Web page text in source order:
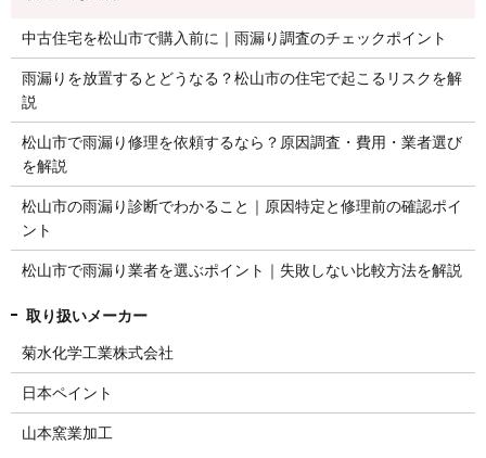
中古住宅を松山市で購入前に｜雨漏り調査のチェックポイント
雨漏りを放置するとどうなる？松山市の住宅で起こるリスクを解
説
松山市で雨漏り修理を依頼するなら？原因調査・費用・業者選び
を解説
松山市の雨漏り診断でわかること｜原因特定と修理前の確認ポイ
ント
松山市で雨漏り業者を選ぶポイント｜失敗しない比較方法を解説
菊水化学工業株式会社
日本ペイント
山本窯業加工